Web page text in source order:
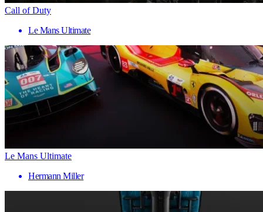
Call of Duty
Le Mans Ultimate
Le Mans Ultimate
Hermann Miller